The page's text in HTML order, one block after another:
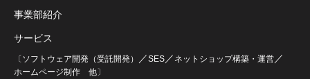
事業部紹介
サービス
〔ソフトウェア開発（受託開発） ／SES ／ ネットショップ構築・運営 ／
ホームページ制作 他〕